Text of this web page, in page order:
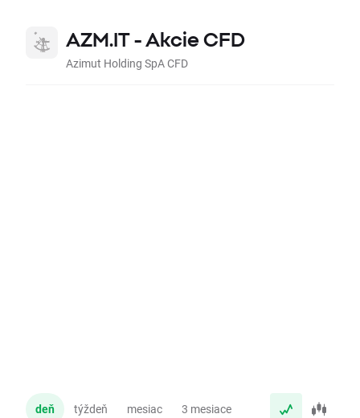
AZM.IT - Akcie CFD
Azimut Holding SpA CFD
deň týždeň mesiac 3 mesiace